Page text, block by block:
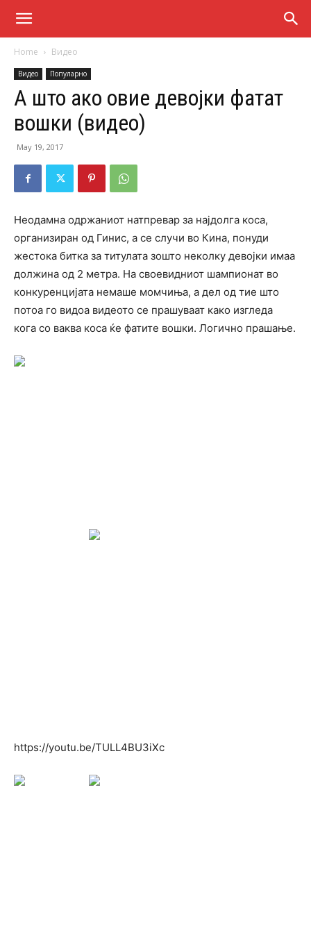
Home Видео
Видео Популарно
А што ако овие девојки фатат
вошки (видео)
May 19, 2017
Неодамна одржаниот натпревар за најдолга коса,
организиран од Гинис, а се случи во Кина, понуди
жестока битка за титулата зошто неколку девојки имаа
должина од 2 метра. На своевидниот шампионат во
конкуренцијата немаше момчиња, а дел од тие што
потоа го видоа видеото се прашуваат како изгледа
кога со ваква коса ќе фатите вошки. Логично прашање.
https://youtu.be/TULL4BU3iXc